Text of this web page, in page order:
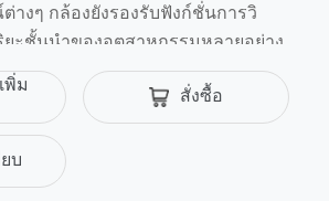
างๆ กล้องยังรองรับฟังก์ชั่นการวิ
ยะชั้นนําของอุตสาหกรรมหลายอย่าง
หน้าการข้ามเส้นการบุกรุกวัตถุซ้าย /
บการเตือนเหตุการณ์อัจฉริยะ ฟัง
นตัวสําหรับทุกอุปกรณ์ช่วยให้การดู
ยลไทม์จากระยะไกลสะดวกและ
H.265 เทคโนโลยี H.265 เป็นการ
พิ่ม
สั่งซื้อ
บ